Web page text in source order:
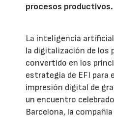
procesos productivos.
La inteligencia
la digitalización de los
convertido en los
estrategia de EFI para
impresión digital de
un encuentro
Barcelona, la